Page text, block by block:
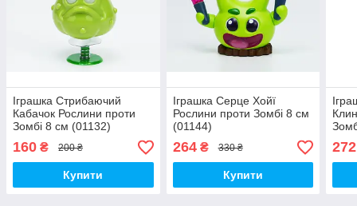
Іграшка Стрибаючий
Кабачок Рослини проти
Зомбі 8 см (01132)
160 ₴ 200 ₴
Купити
Іграшка Серце Хойї
Рослини проти Зомбі 8 см
(01144)
264₴ 330 ₴
Купити
272